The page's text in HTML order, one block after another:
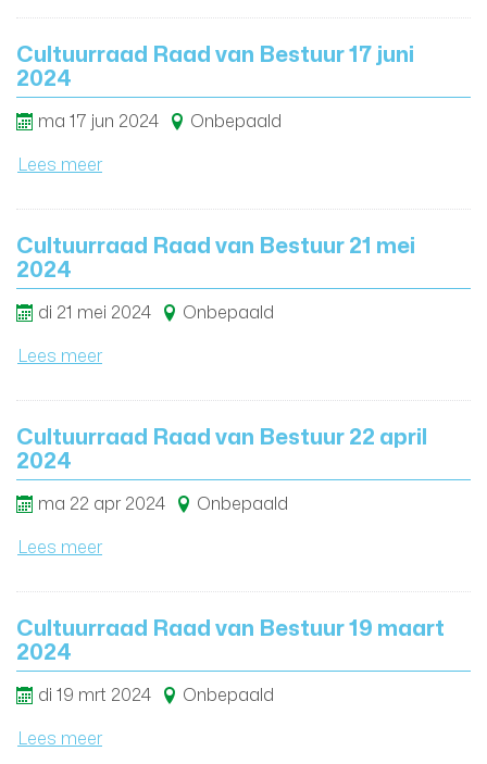
Cultuurraad Raad van Bestuur 17 juni
2024
ma 17 jun 2024 Onbepaald
Lees meer
Cultuurraad Raad van Bestuur 21 mei
2024
di 21 mei 2024 Onbepaald
Lees meer
Cultuurraad Raad van Bestuur 22 april
2024
ma 22 apr 2024 Onbepaald
Lees meer
Cultuurraad Raad van Bestuur 19 maart
2024
di 19 mrt 2024 Onbepaald
Lees meer